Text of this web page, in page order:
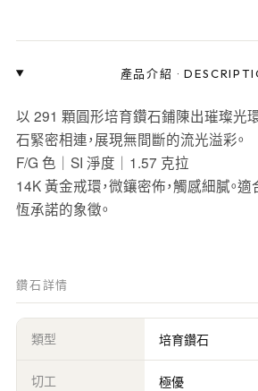
產品介紹 ·
以 291 顆圓形培育鑽石鋪陳出璀璨光
石緊密相連，展現無間斷的流光溢彩。
F/G 色｜SI 淨度｜1.57 克拉
14K 黃金戒環，微鑲密佈，觸感細膩。
恆承諾的象徵。
鑽石詳情
類型 培育鑽石
切工 極優